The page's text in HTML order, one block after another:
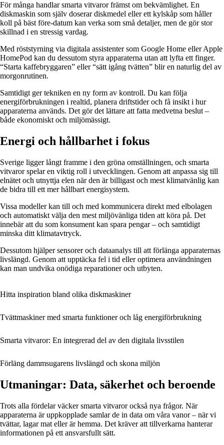
För många handlar smarta vitvaror främst om bekvämlighet. En
diskmaskin som själv doserar diskmedel eller ett kylskåp som håller
koll på bäst före-datum kan verka som små detaljer, men de gör stor
skillnad i en stressig vardag.
Med röststyrning via digitala assistenter som Google Home eller Apple
HomePod kan du dessutom styra apparaterna utan att lyfta ett finger.
“Starta kaffebryggaren” eller “sätt igång tvätten” blir en naturlig del av
morgonrutinen.
Samtidigt ger tekniken en ny form av kontroll. Du kan följa
energiförbrukningen i realtid, planera driftstider och få insikt i hur
apparaterna används. Det gör det lättare att fatta medvetna beslut –
både ekonomiskt och miljömässigt.
Energi och hållbarhet i fokus
Sverige ligger långt framme i den gröna omställningen, och smarta
vitvaror spelar en viktig roll i utvecklingen. Genom att anpassa sig till
elnätet och utnyttja elen när den är billigast och mest klimatvänlig kan
de bidra till ett mer hållbart energisystem.
Vissa modeller kan till och med kommunicera direkt med elbolagen
och automatiskt välja den mest miljövänliga tiden att köra på. Det
innebär att du som konsument kan spara pengar – och samtidigt
minska ditt klimatavtryck.
Dessutom hjälper sensorer och dataanalys till att förlänga apparaternas
livslängd. Genom att upptäcka fel i tid eller optimera användningen
kan man undvika onödiga reparationer och utbyten.
Hitta inspiration bland olika diskmaskiner
Tvättmaskiner med smarta funktioner och låg energiförbrukning
Smarta vitvaror: En integrerad del av den digitala livsstilen
Förläng dammsugarens livslängd och skona miljön
Utmaningar: Data, säkerhet och beroende
Trots alla fördelar väcker smarta vitvaror också nya frågor. När
apparaterna är uppkopplade samlar de in data om våra vanor – när vi
tvättar, lagar mat eller är hemma. Det kräver att tillverkarna hanterar
informationen på ett ansvarsfullt sätt.